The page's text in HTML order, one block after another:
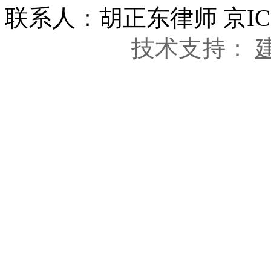
联系人：胡正东律师 京
技术支持：